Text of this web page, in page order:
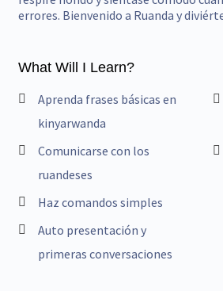
errores. Bienvenido a Ruanda y
What Will I Learn?
Aprenda frases básicas en
kinyarwanda
Comunicarse con los
ruandeses
Haz comandos simples
Auto presentación y
primeras conversaciones